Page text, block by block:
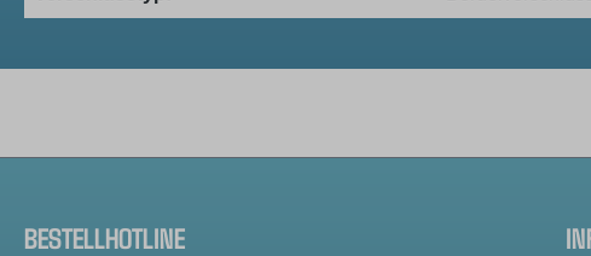
BESTELLHOTLINE